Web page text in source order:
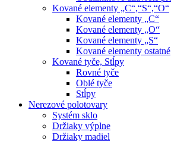
Kované elementy „C“,“S“,“O“
Kované elementy „C“
Kované elementy „O“
Kované elementy „S“
Kované elementy ostatné
Kované tyče, Stĺpy
Rovné tyče
Oblé tyče
Stĺpy
Nerezové polotovary
Systém sklo
Držiaky výplne
Držiaky madiel